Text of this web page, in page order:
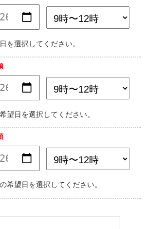
を選択してください。
日を選択してください。
望日を選択してください。